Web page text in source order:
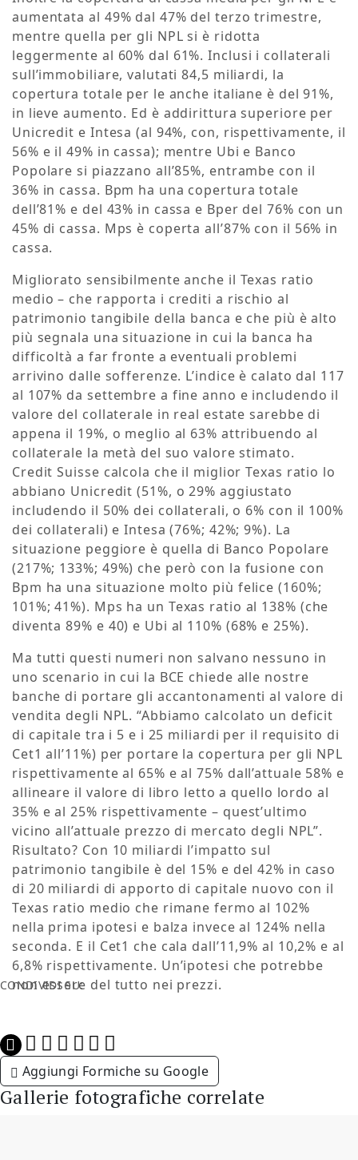
aumentata al 49% dal 47% del terzo trimestre,
mentre quella per gli NPL si è ridotta
leggermente al 60% dal 61%. Inclusi i collaterali
sull’immobiliare, valutati 84,5 miliardi, la
copertura totale per le anche italiane è del 91%,
in lieve aumento. Ed è addirittura superiore per
Unicredit e Intesa (al 94%, con, rispettivamente, il
56% e il 49% in cassa); mentre Ubi e Banco
Popolare si piazzano all’85%, entrambe con il
36% in cassa. Bpm ha una copertura totale
dell’81% e del 43% in cassa e Bper del 76% con un
45% di cassa. Mps è coperta all’87% con il 56% in
cassa.
Migliorato sensibilmente anche il Texas ratio
medio – che rapporta i crediti a rischio al
patrimonio tangibile della banca e che più è alto
più segnala una situazione in cui la banca ha
difficoltà a far fronte a eventuali problemi
arrivino dalle sofferenze. L’indice è calato dal 117
al 107% da settembre a fine anno e includendo il
valore del collaterale in real estate sarebbe di
appena il 19%, o meglio al 63% attribuendo al
collaterale la metà del suo valore stimato.
Credit Suisse calcola che il miglior Texas ratio lo
abbiano Unicredit (51%, o 29% aggiustato
includendo il 50% dei collaterali, o 6% con il 100%
dei collaterali) e Intesa (76%; 42%; 9%). La
situazione peggiore è quella di Banco Popolare
(217%; 133%; 49%) che però con la fusione con
Bpm ha una situazione molto più felice (160%;
101%; 41%). Mps ha un Texas ratio al 138% (che
diventa 89% e 40) e Ubi al 110% (68% e 25%).
Ma tutti questi numeri non salvano nessuno in
uno scenario in cui la BCE chiede alle nostre
banche di portare gli accantonamenti al valore di
vendita degli NPL. “Abbiamo calcolato un deficit
di capitale tra i 5 e i 25 miliardi per il requisito di
Cet1 all’11%) per portare la copertura per gli NPL
rispettivamente al 65% e al 75% dall’attuale 58% e
allineare il valore di libro letto a quello lordo al
35% e al 25% rispettivamente – quest’ultimo
vicino all’attuale prezzo di mercato degli NPL”.
Risultato? Con 10 miliardi l’impatto sul
patrimonio tangibile è del 15% e del 42% in caso
di 20 miliardi di apporto di capitale nuovo con il
Texas ratio medio che rimane fermo al 102%
nella prima ipotesi e balza invece al 124% nella
seconda. E il Cet1 che cala dall’11,9% al 10,2% e al
6,8% rispettivamente. Un’ipotesi che potrebbe
non essere del tutto nei prezzi.
CONDIVIDI SU:
Aggiungi Formiche su Google
Gallerie fotografiche correlate